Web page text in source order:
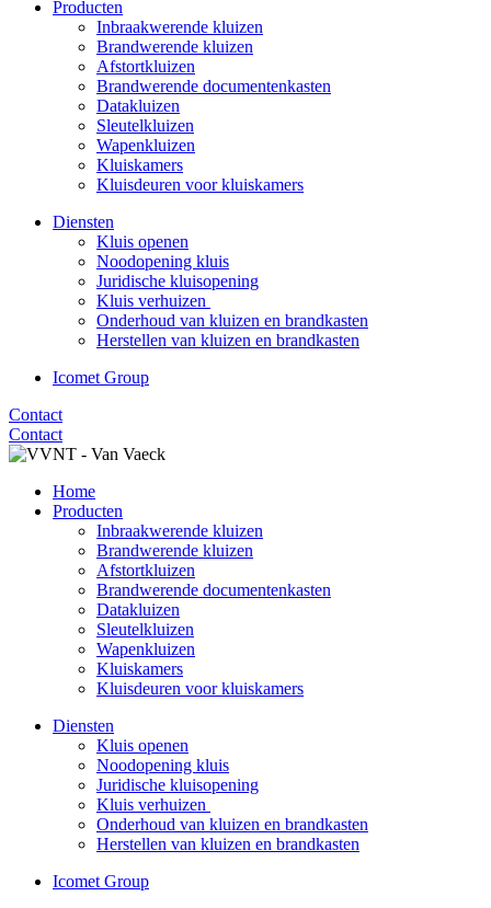
Producten
Inbraakwerende kluizen
Brandwerende kluizen
Afstortkluizen
Brandwerende documentenkasten
Datakluizen
Sleutelkluizen
Wapenkluizen
Kluiskamers
Kluisdeuren voor kluiskamers
Diensten
Kluis openen
Noodopening kluis
Juridische kluisopening
Kluis verhuizen
Onderhoud van kluizen en brandkasten
Herstellen van kluizen en brandkasten
Icomet Group
Contact
Contact
Home
Producten
Inbraakwerende kluizen
Brandwerende kluizen
Afstortkluizen
Brandwerende documentenkasten
Datakluizen
Sleutelkluizen
Wapenkluizen
Kluiskamers
Kluisdeuren voor kluiskamers
Diensten
Kluis openen
Noodopening kluis
Juridische kluisopening
Kluis verhuizen
Onderhoud van kluizen en brandkasten
Herstellen van kluizen en brandkasten
Icomet Group